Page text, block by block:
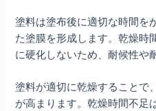
塗料は塗布後に適切な時間を
た塗膜を形成します。乾燥時
に硬化しないため、耐候性や
塗料が適切に乾燥することで
が高まります。乾燥時間不足